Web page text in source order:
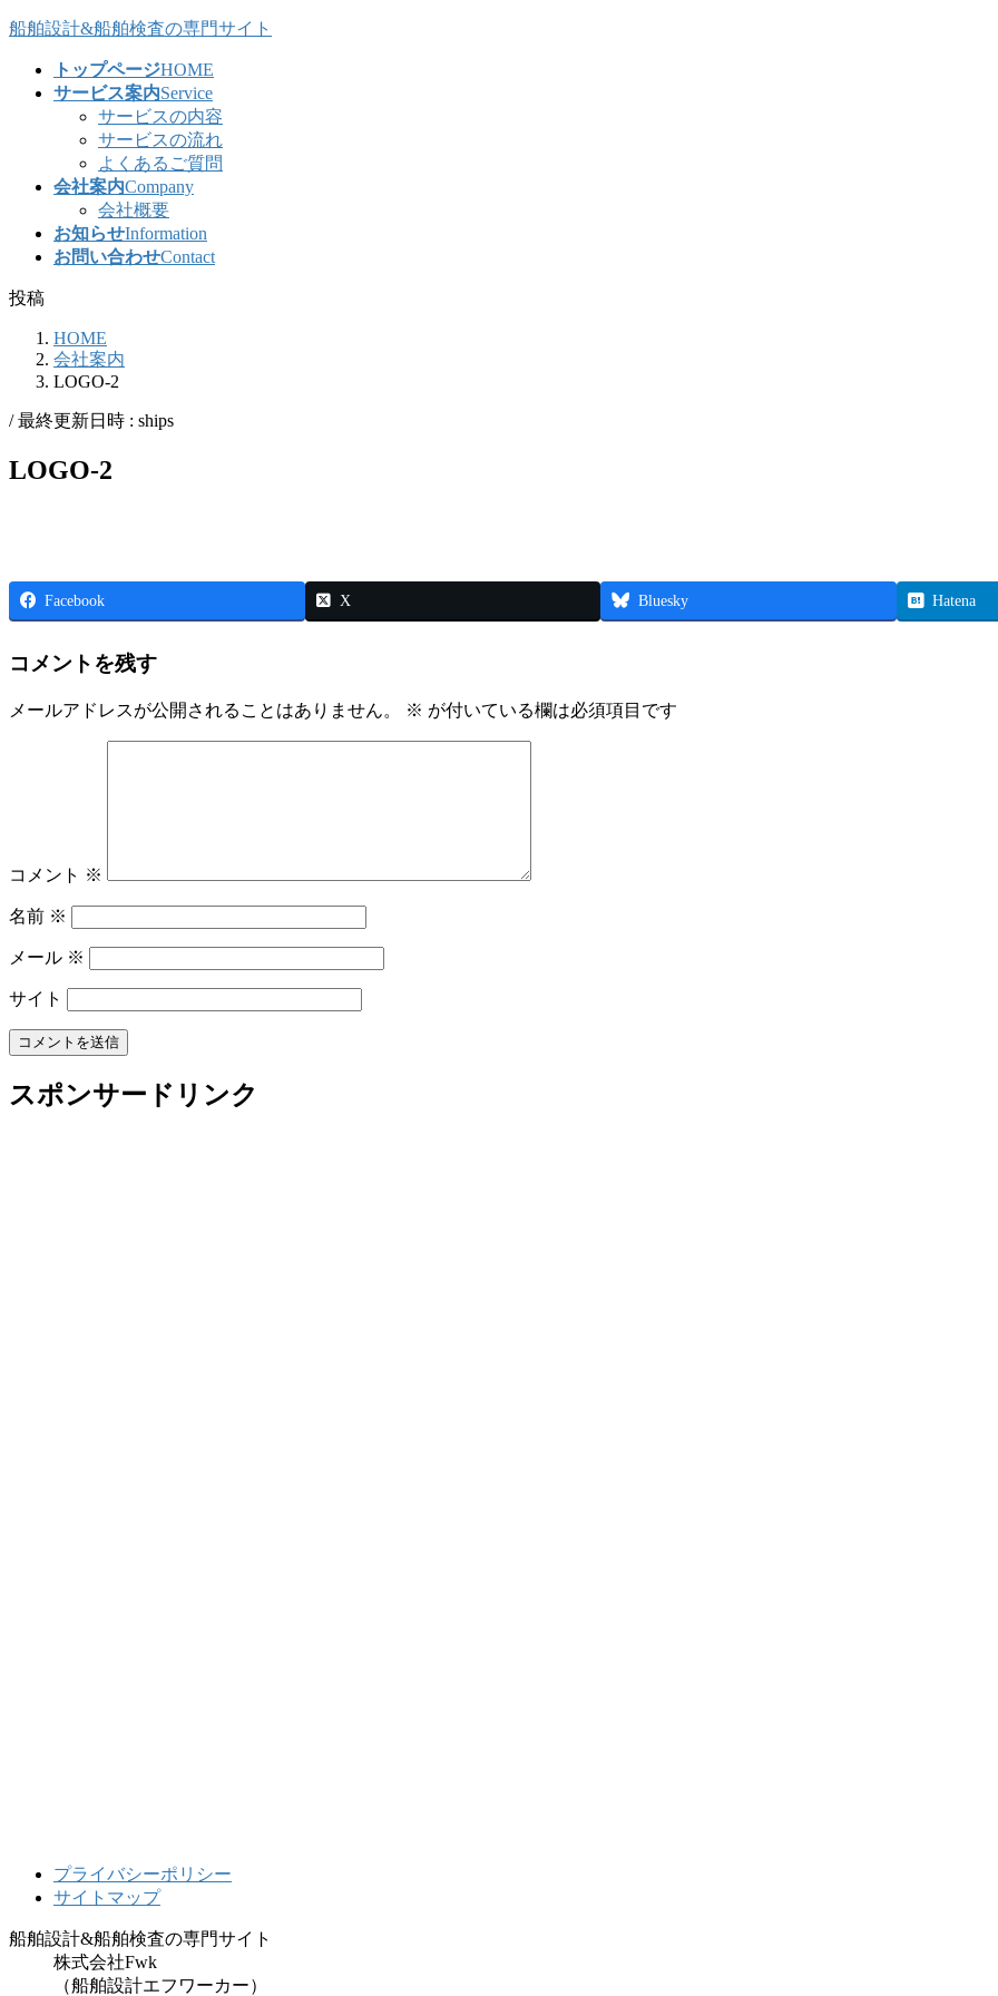
コ
ナ
船舶設計&船舶検査の専門サイト
トップページHOME
サービス案内Service
サービスの内容
サービスの流れ
よくあるご質問
会社案内Company
会社概要
お知らせInformation
お問い合わせContact
投稿
HOME
会社案内
LOGO-2
/ 最終更新日時 : ships
LOGO-2
Facebook X Bluesky Hatena
コメントを残す
メールアドレスが公開されることはありません。 ※ が付いている欄は必須項目です
コメント ※
名前 ※
メール ※
サイト
スポンサードリンク
プライバシーポリシー
サイトマップ
船舶設計&船舶検査の専門サイト
株式会社Fwk
（船舶設計エフワーカー）